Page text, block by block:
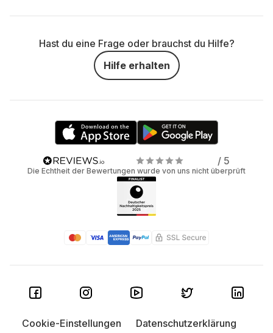
Hast du eine Frage oder brauchst du Hilfe?
Hilfe erhalten
/ 5
Die Echtheit der Bewertungen wurde von uns nicht überprüft
Cookie-Einstellungen
Datenschutzerklärung